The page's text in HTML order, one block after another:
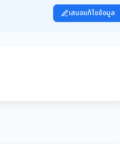
เสนอแก้ไขข้อมูล